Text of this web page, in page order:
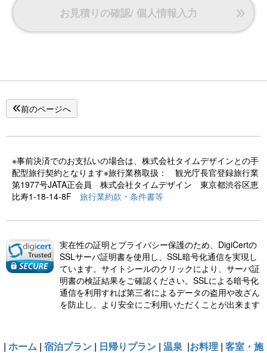
お見積りの確認/ 個人情報入力
前のページへ
※事前決済でのお支払いの場合は、株式会社タイムデザインとの手
配型旅行契約となります※旅行業務取扱： 観光庁長官登録旅行業
第1977号JATA正会員 株式会社タイムデザイン 東京都渋谷区恵
比寿1-18-14-8F 旅行業約款・条件書等
実在性の証明とプライバシー保護のため、DigiCertの
SSLサーバ証明書を使用し、SSL暗号化通信を実現し
ています。サイトシールのクリックにより、サーバ証
明書の検証結果をご確認ください。SSLによる暗号化
通信を利用すれば第三者によるデータの盗用や改ざん
を防止し、より安全にご利用いただくことが出来ます
| ホーム | 宿泊プラン | 日帰りプラン | 温泉 |お料理 | 客室・施